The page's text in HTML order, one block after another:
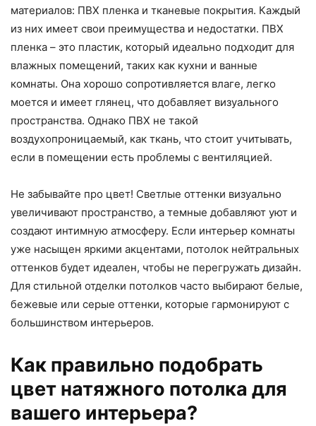
материалов: ПВХ пленка и тканевые покрытия. Каждый
из них имеет свои преимущества и недостатки. ПВХ
пленка – это пластик, который идеально подходит для
влажных помещений, таких как кухни и ванные
комнаты. Она хорошо сопротивляется влаге, легко
моется и имеет глянец, что добавляет визуального
пространства. Однако ПВХ не такой
воздухопроницаемый, как ткань, что стоит учитывать,
если в помещении есть проблемы с вентиляцией.
Не забывайте про цвет! Светлые оттенки визуально
увеличивают пространство, а темные добавляют уют и
создают интимную атмосферу. Если интерьер комнаты
уже насыщен яркими акцентами, потолок нейтральных
оттенков будет идеален, чтобы не перегружать дизайн.
Для стильной отделки потолков часто выбирают белые,
бежевые или серые оттенки, которые гармонируют с
большинством интерьеров.
Как правильно подобрать
цвет натяжного потолка для
вашего интерьера?